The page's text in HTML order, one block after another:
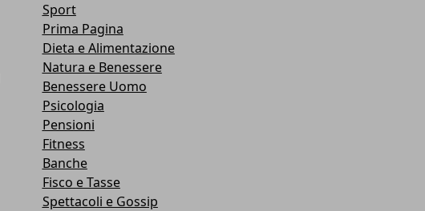
Sport
Prima Pagina
Dieta e Alimentazione
Natura e Benessere
Benessere Uomo
Psicologia
Pensioni
Fitness
Banche
Fisco e Tasse
Spettacoli e Gossip